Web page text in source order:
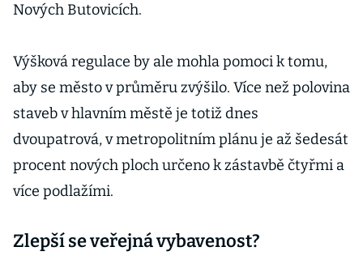
Nových Butovicích.
Výšková regulace by ale mohla pomoci k tomu,
aby se město v průměru zvýšilo. Více než polovina
staveb v hlavním městě je totiž dnes
dvoupatrová, v metropolitním plánu je až šedesát
procent nových ploch určeno k zástavbě čtyřmi a
více podlažími.
Zlepší se veřejná vybavenost?